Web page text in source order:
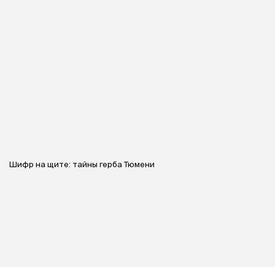
Шифр на щите: тайны герба Тюмени